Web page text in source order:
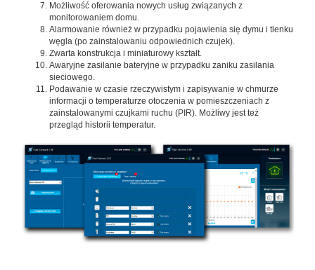
Możliwość oferowania nowych usług związanych z
monitorowaniem domu.
Alarmowanie również w przypadku pojawienia się dymu i tlenku
węgla (po zainstalowaniu odpowiednich czujek).
Zwarta konstrukcja i miniaturowy kształt.
Awaryjne zasilanie bateryjne w przypadku zaniku zasilania
sieciowego.
Podawanie w czasie rzeczywistym i zapisywanie w chmurze
informacji o temperaturze otoczenia w pomieszczeniach z
zainstalowanymi czujkami ruchu (PIR). Możliwy jest też
przegląd historii temperatur.